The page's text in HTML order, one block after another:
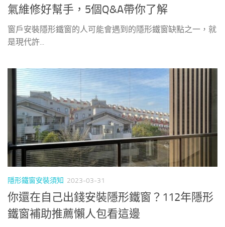
氣維修好幫手，5個Q&A帶你了解
窗戶安裝隱形鐵窗的人可能會遇到的隱形鐵窗缺點之一，就
是現代許...
隱形鐵窗安裝須知 2023-03-31
你還在自己出錢安裝隱形鐵窗？112年隱形
鐵窗補助推薦懶人包看這邊